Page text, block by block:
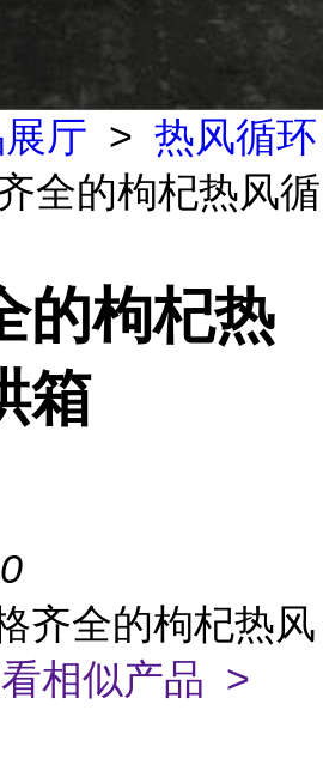
厅 > 热风循环
全的枸杞热风循
的枸杞热
箱
齐全的枸杞热风
相似产品 >